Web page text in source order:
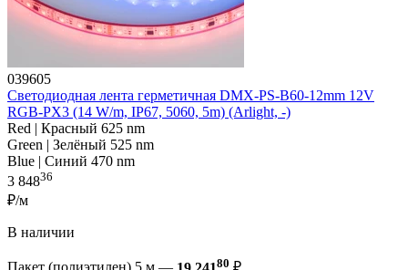
039605
Светодиодная лента герметичная DMX-PS-B60-12mm 12V
RGB-PX3 (14 W/m, IP67, 5060, 5m) (Arlight, -)
Red | Красный 625 nm
Green | Зелёный 525 nm
Blue | Синий 470 nm
3 84836
₽/м
В наличии
80